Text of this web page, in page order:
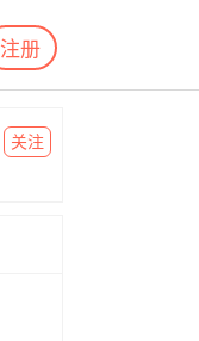
注册
关注